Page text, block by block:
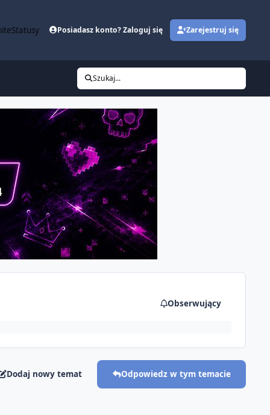
Statusy Posiadasz konto? Zaloguj się Zarejestruj się
Szukaj...
Obserwujący
Dodaj nowy temat Odpowiedz w tym temacie